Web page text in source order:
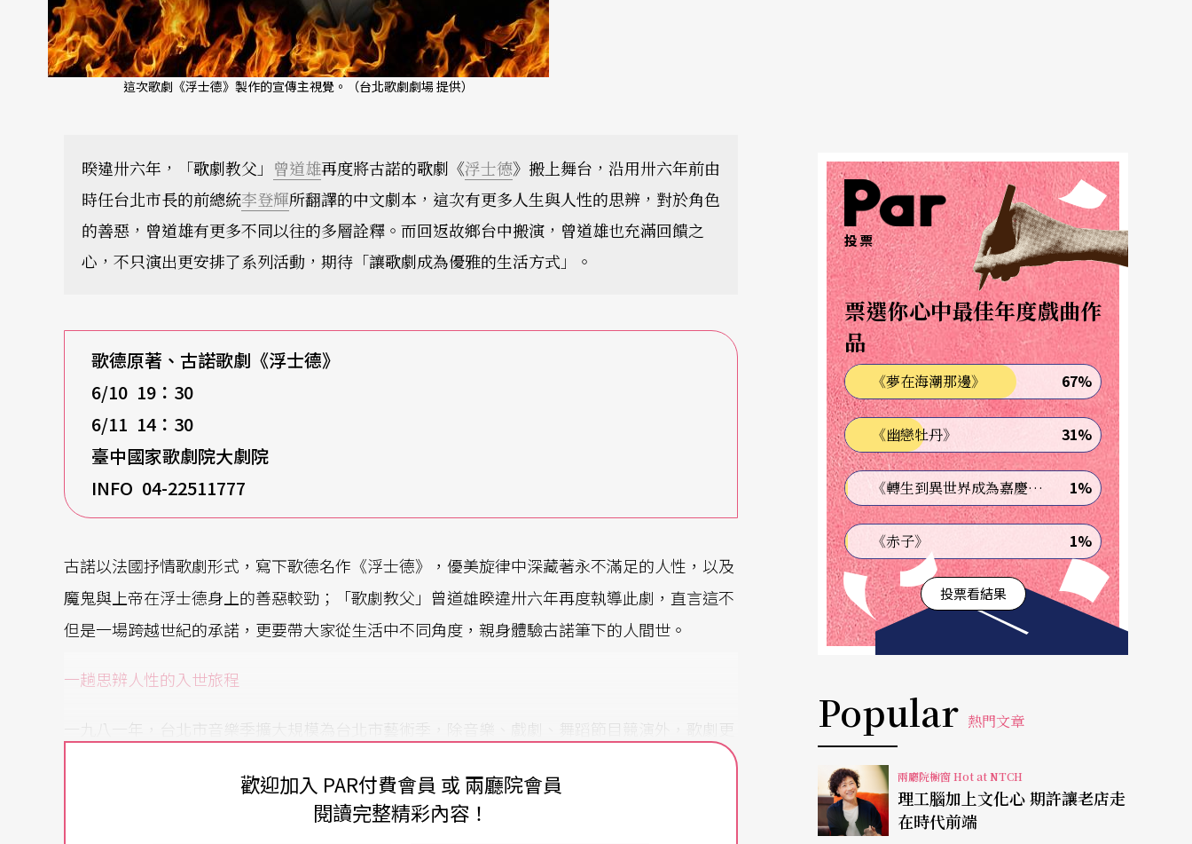
這次歌劇《浮士德》製作的宣傳主視覺。（台北歌劇劇場 提供）
暌違卅六年，「歌劇教父」 曾道雄再度將古諾的歌劇《浮士德》搬上舞台，沿用卅六年前由
時任台北市長的前總統李登輝所翻譯的中文劇本，這次有更多人生與人性的思辨，對於角色
的善惡，曾道雄有更多不同以往的多層詮釋。而回返故鄉台中搬演，曾道雄也充滿回饋之
心，不只演出更安排了系列活動，期待「讓歌劇成為優雅的生活方式」。
歌德原著、古諾歌劇《浮士德》
6/10 19 ： 30
6/11 14 ： 30
臺中國家歌劇院大劇院
INFO 04-22511777
古諾以法國抒情歌劇形式，寫下歌德名作《浮士德》，優美旋律中深藏著永不滿足的人性，以及
魔鬼與上帝在浮士德身上的善惡較勁；「歌劇教父」曾道雄睽違卅六年再度執導此劇，直言這不
但是一場跨越世紀的承諾，更要帶大家從生活中不同角度，親身體驗古諾筆下的人間世。
一趟思辨人性的入世旅程
一九八一年，台北市音樂季擴大規模為台北市藝術季，除音樂、戲劇、舞蹈節目競演外，歌劇更
是其中亮點。這一年，曾道雄初次執導《浮士德》，時任台北市長的李登輝，更親自擔綱中文劇
本翻譯，體現他對藝術季的重視。「許久之後，在一次餐會中聊到當年首演《浮士德》往事，李
登輝問我何時再演？我笑答：如果下一世紀我們都還在，就再演一次《浮士德》吧！」以藝術結
歡迎加入 PAR付費會員 或 兩廳院會員
閱讀完整精彩內容！
投票
票選你心中最佳年度戲曲作
品
《夢在海潮那邊》 67%
《幽戀牡丹》 31%
《轉生到異世界成為嘉慶君—發現我的祖先是詐騙集團!?》 1%
《赤子》 1%
投票看結果
Popular 熱門文章
兩廳院櫥窗 Hot at NTCH
理工腦加上文化心 期許讓老店走
在時代前端